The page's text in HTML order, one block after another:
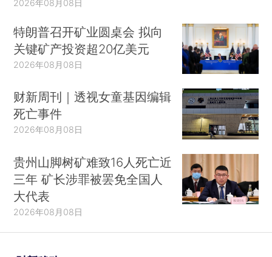
2026年08月08日
特朗普召开矿业圆桌会 拟向
关键矿产投资超20亿美元
2026年08月08日
财新周刊｜透视女童基因编辑
死亡事件
2026年08月08日
贵州山脚树矿难致16人死亡近
三年 矿长涉罪被罢免全国人
大代表
2026年08月08日